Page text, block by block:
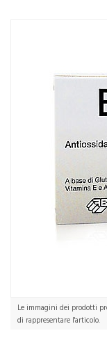
Le immagini dei prodotti
di rappresentare l'articolo.